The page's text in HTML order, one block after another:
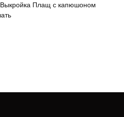
Плащ с капюшоном